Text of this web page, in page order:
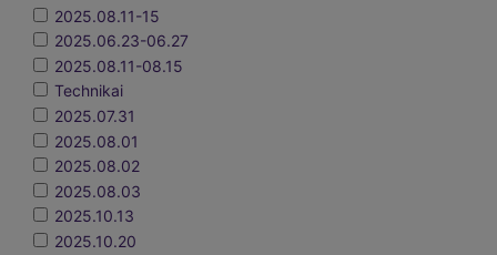
2025.08.11-15
2025.06.23-06.27
2025.08.11-08.15
Technikai
2025.07.31
2025.08.01
2025.08.02
2025.08.03
2025.10.13
2025.10.20